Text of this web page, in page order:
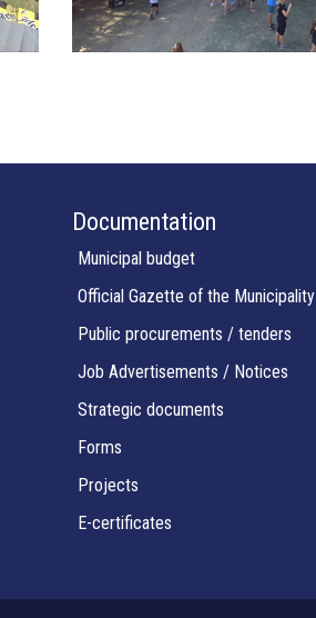
Documentation
Municipal budget
Official Gazette of the Municipality
Public procurements / tenders
Job Advertisements / Notices
Strategic documents
Forms
Projects
E-certificates